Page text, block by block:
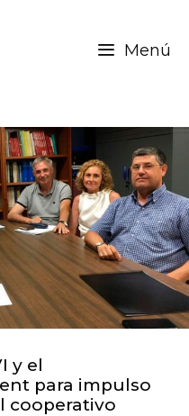
Menú
y el
para impulso
cooperativo